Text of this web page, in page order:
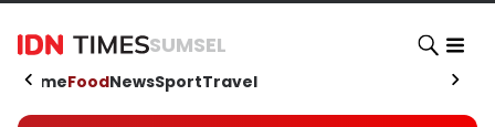
SUMSEL
HomeFoodNewsSportTravel